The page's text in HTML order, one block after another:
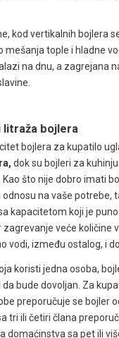
kod vertikalnih bojlera
mešanja tople i hladne
na dnu, a zagrejana
litraža bojlera
bojlera za kupatilo
dok su bojleri za
Kao što nije dobro imati
na vaše potrebe,
kapacitetom koji je
veće količine
vodi, između ostalog, i
koristi jedna osoba,
da bude dovoljan. Za
preporučuje se bojler
tri ili četiri člana
domaćinstva sa pet ili